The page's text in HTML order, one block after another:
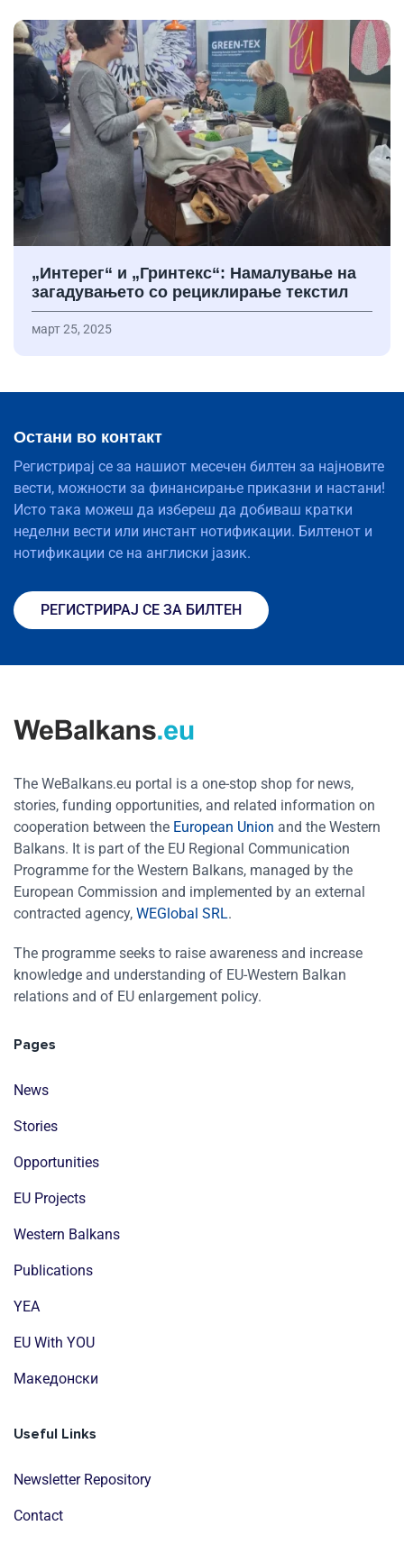
„Интерег“ и „Гринтекс“: Намалување на
загадувањето со рециклирање текстил
март 25, 2025
Остани во контакт
Регистрирај се за нашиот месечен билтен за најновите
вести, можности за финансирање приказни и настани!
Исто така можеш да избереш да добиваш кратки
неделни вести или инстант нотификации. Билтенот и
нотификации се на англиски јазик.
РЕГИСТРИРАЈ СЕ ЗА БИЛТЕН
The WeBalkans.eu portal is a one-stop shop for news,
stories, funding opportunities, and related information on
cooperation between the European Union and the Western
Balkans. It is part of the EU Regional Communication
Programme for the Western Balkans, managed by the
European Commission and implemented by an external
contracted agency, WEGlobal SRL.
The programme seeks to raise awareness and increase
knowledge and understanding of EU-Western Balkan
relations and of EU enlargement policy.
Pages
News
Stories
Opportunities
EU Projects
Western Balkans
Publications
YEA
EU With YOU
Mакедонски
Useful Links
Newsletter Repository
Contact